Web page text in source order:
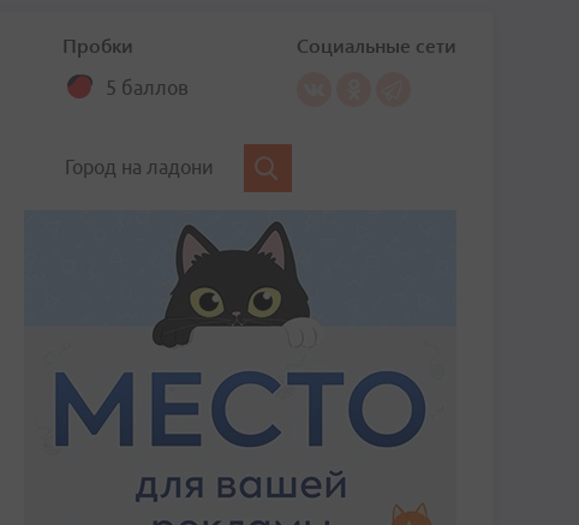
Пробки
5 баллов
Социальные сети
Город на ладони